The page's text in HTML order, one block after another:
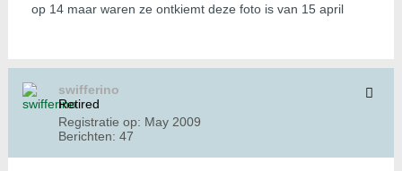
op 14 maar waren ze ontkiemt deze foto is van 15 april
swifferino
Retired
Registratie op: May 2009
Berichten: 47